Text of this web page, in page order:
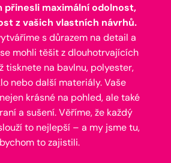
přinesli maximální odolnost,
z vašich vlastních návrhů.
s důrazem na detail a
mohli těšit z dlouhotrvajících
tisknete na bavlnu, polyester,
nebo další materiály. Vaše
krásné na pohled, ale také
a sušení. Věříme, že každý
to nejlepší – a my jsme tu,
to zajistili.